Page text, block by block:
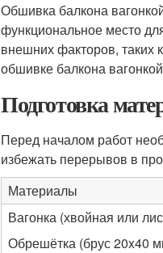
Обшивка балкона
функциональное место
внешних факторов, таких
обшивке балкона
Подготовка
Перед началом работ
избежать перерывов в
Материалы
Вагонка (хвойная или
Обрешётка (брус 20x40